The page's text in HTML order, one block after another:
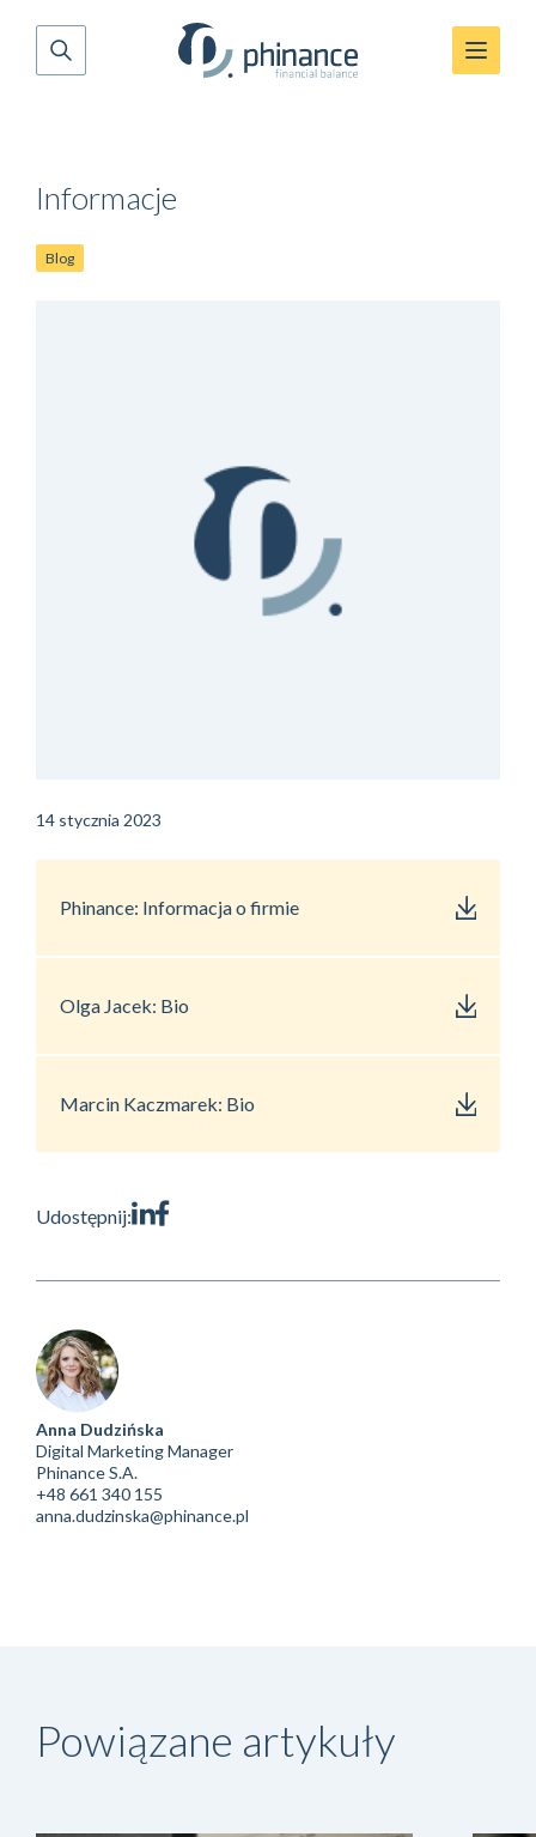
Informacje
Blog
14 stycznia 2023
Phinance: Informacja o firmie
Olga Jacek: Bio
Marcin Kaczmarek: Bio
Udostępnij:
Anna Dudzińska
Digital Marketing Manager
Phinance S.A.
+48 661 340 155
anna.dudzinska@phinance.pl
Powiązane artykuły